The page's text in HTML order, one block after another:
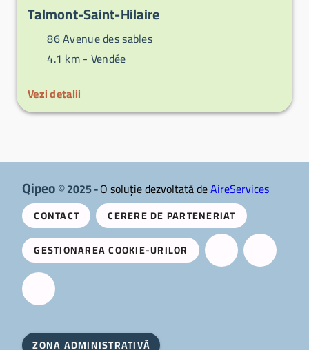
Talmont-Saint-Hilaire
86 Avenue des sables
4.1 km - Vendée
Vezi detalii
Qipeo© 2025 -O soluție dezvoltată deAireServices
CONTACT
CERERE DE PARTENERIAT
GESTIONAREA COOKIE-URILOR
ZONA ADMINISTRATIVĂ